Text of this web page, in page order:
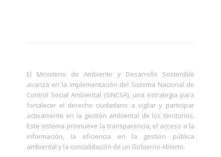
El Ministerio de Ambiente y Desarrollo Sostenible
avanza en la implementación del Sistema Nacional de
Control Social Ambiental (SINCSA), una estrategia para
fortalecer el derecho ciudadano a vigilar y participar
activamente en la gestión ambiental de los territorios.
Este sistema promueve la transparencia, el acceso a la
información, la eficiencia en la gestión pública
ambiental y la consolidación de un Gobierno Abierto.